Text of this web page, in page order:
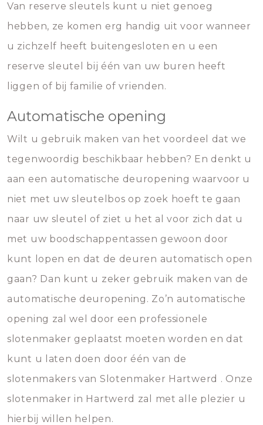
Van reserve sleutels kunt u niet genoeg
hebben, ze komen erg handig uit voor wanneer
u zichzelf heeft buitengesloten en u een
reserve sleutel bij één van uw buren heeft
liggen of bij familie of vrienden.
Automatische opening
Wilt u gebruik maken van het voordeel dat we
tegenwoordig beschikbaar hebben? En denkt u
aan een automatische deuropening waarvoor u
niet met uw sleutelbos op zoek hoeft te gaan
naar uw sleutel of ziet u het al voor zich dat u
met uw boodschappentassen gewoon door
kunt lopen en dat de deuren automatisch open
gaan? Dan kunt u zeker gebruik maken van de
automatische deuropening. Zo’n automatische
opening zal wel door een professionele
slotenmaker geplaatst moeten worden en dat
kunt u laten doen door één van de
slotenmakers van Slotenmaker Hartwerd . Onze
slotenmaker in Hartwerd zal met alle plezier u
hierbij willen helpen.